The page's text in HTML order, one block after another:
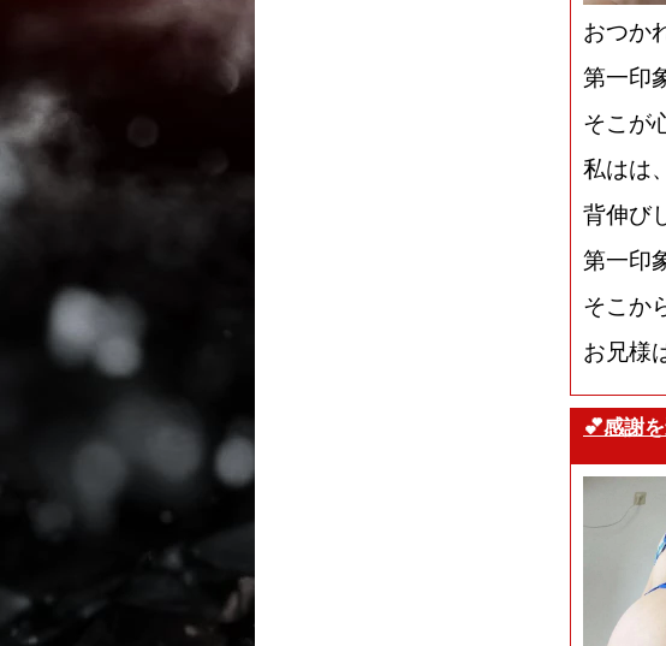
おつか
第一印
そこが
私はは
背伸び
第一印
そこか
お兄様
💕感謝